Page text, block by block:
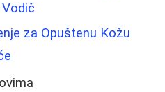
za Opuštenu Kožu